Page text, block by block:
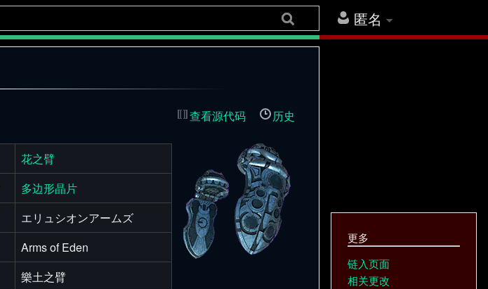
匿名
查看源代码 历史
花之臂
多边形晶片
エリュシオンアームズ
Arms of Eden
樂土之臂
更多
链入页面
相关更改